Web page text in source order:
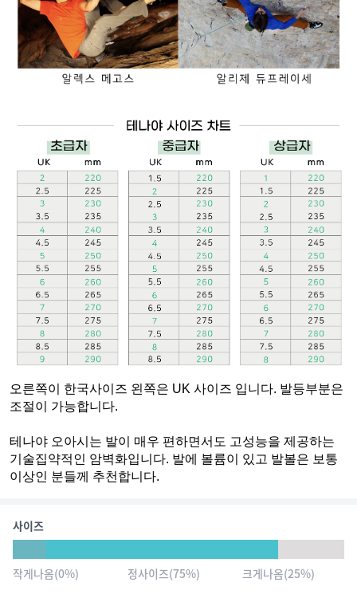
오른쪽이 한국사이즈 왼쪽은 UK 사이즈 입니다. 발등부분은
조절이 가능합니다.
테나야 오아시는 발이 매우 편하면서도 고성능을 제공하는
기술집약적인 암벽화입니다. 발에 볼륨이 있고 발볼은 보통
이상인 분들께 추천합니다.
사이즈
작게나옴(0%) 정사이즈(75%) 크게나옴(25%)